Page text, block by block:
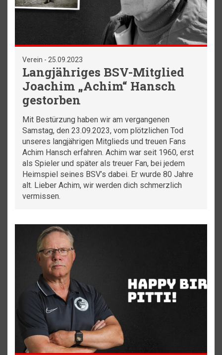
Verein - 25.09.2023
Langjähriges BSV-Mitglied
Joachim „Achim“ Hansch
gestorben
Mit Bestürzung haben wir am vergangenen
Samstag, den 23.09.2023, vom plötzlichen Tod
unseres langjährigen Mitglieds und treuen Fans
Achim Hansch erfahren. Achim war seit 1960, erst
als Spieler und später als treuer Fan, bei jedem
Heimspiel seines BSV’s dabei. Er wurde 80 Jahre
alt. Lieber Achim, wir werden dich schmerzlich
vermissen.